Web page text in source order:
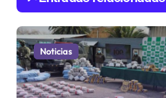
e
e
n
t
Noticias